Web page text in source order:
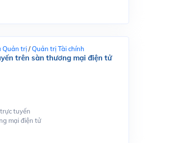
Quản trị/Quản trị Tài chính
trên sàn thương mại điện tử
tuyến
mại điện tử